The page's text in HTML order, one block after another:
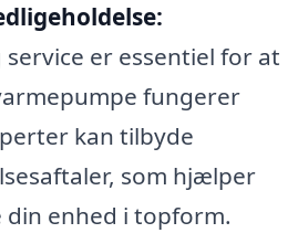
er essentiel for at
fungerer
kan tilbyde
som hjælper
din enhed i topform.